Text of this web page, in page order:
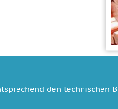
den technischen